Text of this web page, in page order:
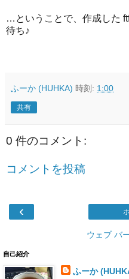
…ということで、作成した
待ち♪
ふーか (HUHKA) 時刻: 1:00
共有
0 件のコメント:
コメントを投稿
‹
ウェブ バ
自己紹介
ふーか